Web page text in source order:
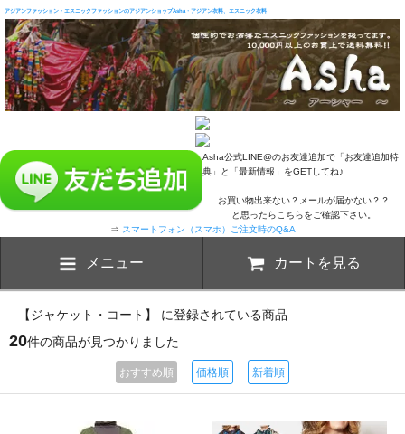
アジアンファッション・エスニックファッションのアジアンショップAsha・アジアン衣料、エスニック衣料
Asha公式LINE@のお友達追加で「お友達追加特
典」と「最新情報」をGETしてね♪
お買い物出来ない？メールが届かない？？
と思ったらこちらをご確認下さい。
⇒ スマートフォン（スマホ）ご注文時のQ&A
メニュー カートを見る
【ジャケット・コート】 に登録されている商品
20件の商品が見つかりました
おすすめ順 価格順 新着順